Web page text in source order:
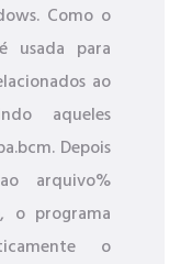
Como o
usada para
ao
aqueles
Depois
arquivo%
o programa
o